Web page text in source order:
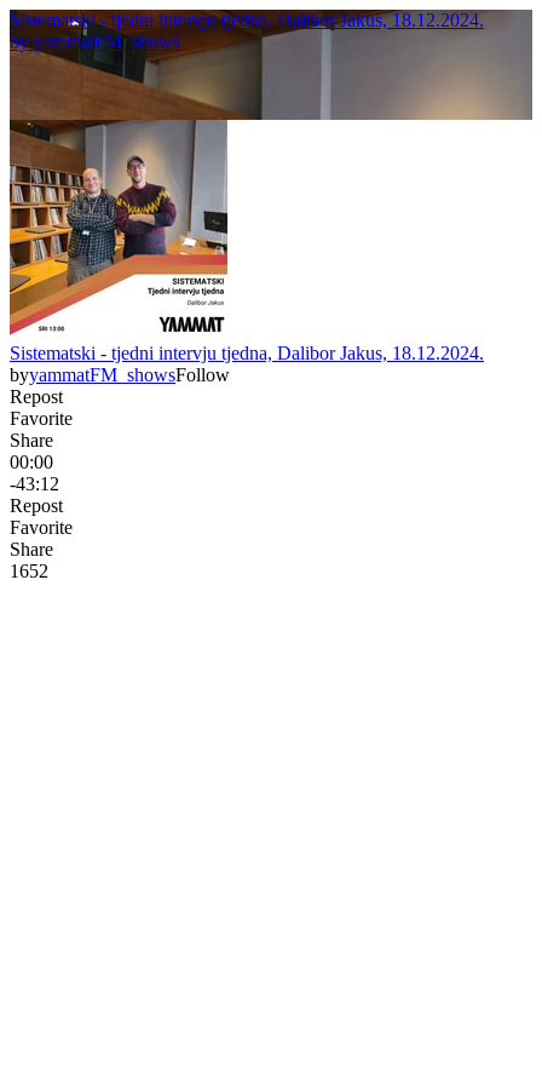
Sistematski - tjedni intervju tjedna, Dalibor Jakus, 18.12.2024.
by yammatFM_shows
Sistematski - tjedni intervju tjedna, Dalibor Jakus, 18.12.2024.
byyammatFM_showsFollow
Repost
Favorite
Share
00:00
-43:12
Repost
Favorite
Share
1652